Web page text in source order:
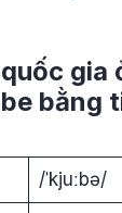
gia
bằng
/ˈkjuːbə/